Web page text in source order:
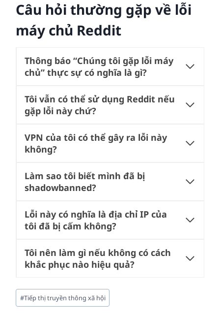
Câu hỏi thường gặp về lỗi
máy chủ Reddit
Thông báo “Chúng tôi gặp lỗi máy
chủ” thực sự có nghĩa là gì?
Tôi vẫn có thể sử dụng Reddit nếu
gặp lỗi này chứ?
VPN của tôi có thể gây ra lỗi này
không?
Làm sao tôi biết mình đã bị
shadowbanned?
Lỗi này có nghĩa là địa chỉ IP của
tôi đã bị cấm không?
Tôi nên làm gì nếu không có cách
khắc phục nào hiệu quả?
Post
Tags:
#Tiếp thị truyền thông xã hội